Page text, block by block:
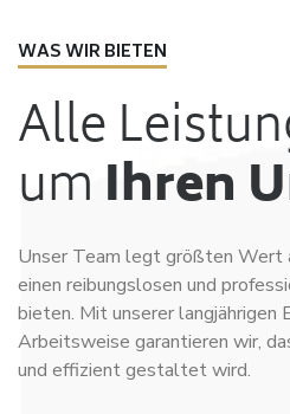
WAS WIR BIETEN
Alle
um Ihren
Unser Team legt größten Wert
einen reibungslosen und
bieten. Mit unserer langjährigen
Arbeitsweise garantieren wir,
und effizient gestaltet wird.